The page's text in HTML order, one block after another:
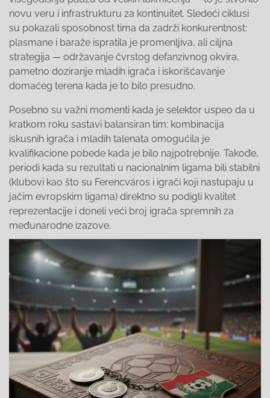
novu veru i infrastrukturu za kontinuitet. Sledeći ciklusi
su pokazali sposobnost tima da zadrži konkurentnost:
plasmane i baraže ispratila je promenljiva, ali ciljna
strategija — održavanje čvrstog defanzivnog okvira,
pametno doziranje mladih igrača i iskorišćavanje
domaćeg terena kada je to bilo presudno.
Posebno su važni momenti kada je selektor uspeo da u
kratkom roku sastavi balansiran tim: kombinacija
iskusnih igrača i mladih talenata omogućila je
kvalifikacione pobede kada je bilo najpotrebnije. Takođe,
periodi kada su rezultati u nacionalnim ligama bili stabilni
(klubovi kao što su Ferencváros i igrači koji nastupaju u
jačim evropskim ligama) direktno su podigli kvalitet
reprezentacije i doneli veći broj igrača spremnih za
međunarodne izazove.